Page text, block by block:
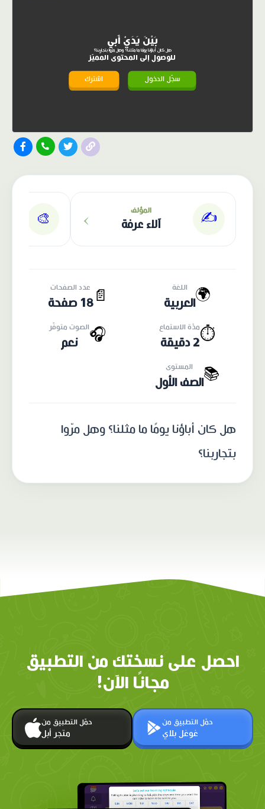
بَيْنَ يَدَيْ أَبي
هل كان أباؤنا يومًا ما مثلنا؟ وهل مرّوا بتجاربنا؟
للوصول إلى المحتوى المميّز
سجّل الدخول اشترك
✍️ المؤلف
آلاء عرفة ›
🎨
🌍 اللغة
العربية 📄
عدد الصفحات
18 صفحة
⏱️مدّة الاستماع
2 دقيقة
🎧الصوت متوفّر
نعم
📚 المستوى
الصف الأول
هل كان أباؤنا يومًا ما مثلنا؟ وهل مرّوا
بتجاربنا؟
احصل على نسختك من التطبيق
مجانًا الآن!
حمّل التطبيق من
متجر أبل
حمّل التطبيق من
غوغل بلاي